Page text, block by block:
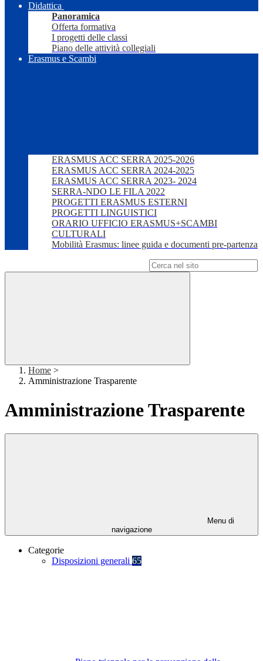
Didattica
Panoramica
Offerta formativa
I progetti delle classi
Piano delle attività collegiali
Erasmus e Scambi
ERASMUS ACC SERRA 2025-2026
ERASMUS ACC SERRA 2024-2025
ERASMUS ACC SERRA 2023- 2024
SERRA-NDO LE FILA 2022
PROGETTI ERASMUS ESTERNI
PROGETTI LINGUISTICI
ORARIO UFFICIO ERASMUS+SCAMBI
CULTURALI
Mobilità Erasmus: linee guida e documenti pre-partenza
Home >
Amministrazione Trasparente
Amministrazione Trasparente
Menu di
navigazione
Categorie
Disposizioni generali 65